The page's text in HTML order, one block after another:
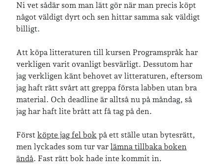
Hej!
Jag heter Helena och är mamma till Ava och Sander, fru till Jonas
och frontendutvecklare på Tieto. Jag tycker om läsande, skrivande,
Om lösenordsskyddade inlägg
Senaste inläggen
Sista semesterveckan
Nu är jag 46 år
Två veckor på Öland
Jonas 47 år!
Ni vet sådär som man lätt gör när man precis köpt
något väldigt dyrt och sen hittar samma sak väldigt
billigt.
Att köpa litteraturen till kursen Programspråk har
verkligen varit ovanligt besvärligt. Dessutom har
jag verkligen känt behovet av litteraturen, eftersom
jag haft rätt svårt att greppa första labben utan bra
material. Och deadline är alltså nu på måndag, så
jag har haft lite brått att få tag på den.
Förstköpte jag fel bok på ett ställe utan bytesrätt,
men lyckades som tur varlämna tillbaka boken
ändå. Fast rätt bok hade inte kommit in.